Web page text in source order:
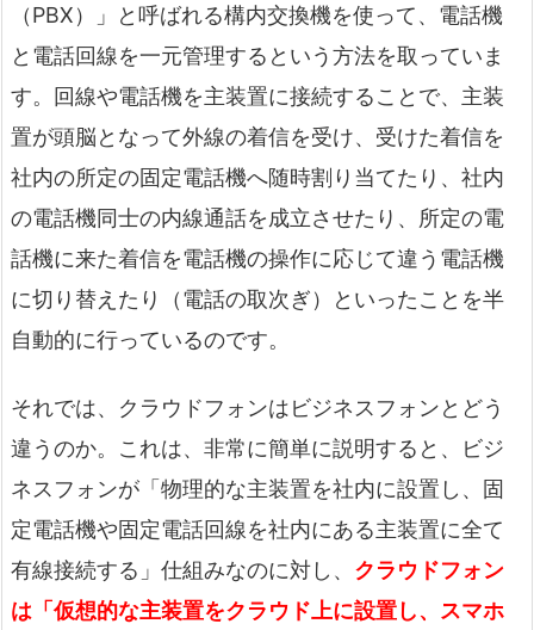
（PBX）」と呼ばれる構内交換機を使って、電話機
と電話回線を一元管理するという方法を取っていま
す。回線や電話機を主装置に接続することで、主装
置が頭脳となって外線の着信を受け、受けた着信を
社内の所定の固定電話機へ随時割り当てたり、社内
の電話機同士の内線通話を成立させたり、所定の電
話機に来た着信を電話機の操作に応じて違う電話機
に切り替えたり（電話の取次ぎ）といったことを半
自動的に行っているのです。
それでは、クラウドフォンはビジネスフォンとどう
違うのか。これは、非常に簡単に説明すると、ビジ
ネスフォンが「物理的な主装置を社内に設置し、固
定電話機や固定電話回線を社内にある主装置に全て
有線接続する」仕組みなのに対し、 クラウドフォン
は「仮想的な主装置をクラウド上に設置し、スマホ